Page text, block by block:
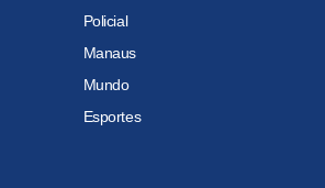
Policial
Manaus
Mundo
Esportes